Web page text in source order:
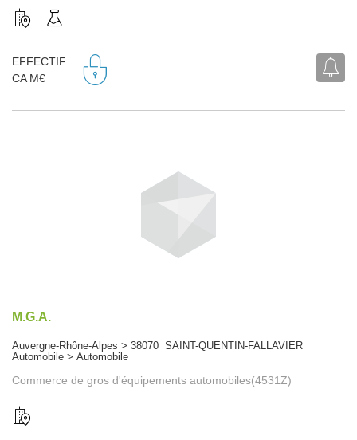
EFFECTIF
CA M€
M.G.A.
Auvergne-Rhône-Alpes > 38070 SAINT-QUENTIN-FALLAVIER
Automobile > Automobile
Commerce de gros d'équipements automobiles(4531Z)